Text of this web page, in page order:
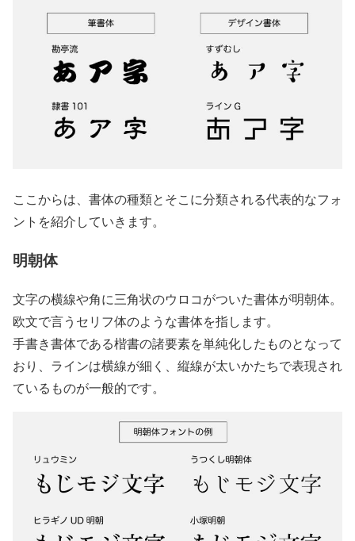
ここからは、書体の種類とそこに分類される代表的なフォ
ントを紹介していきます。
明朝体
文字の横線や角に三角状のウロコがついた書体が明朝体。
欧文で言うセリフ体のような書体を指します。
手書き書体である楷書の諸要素を単純化したものとなって
おり、ラインは横線が細く、縦線が太いかたちで表現され
ているものが一般的です。